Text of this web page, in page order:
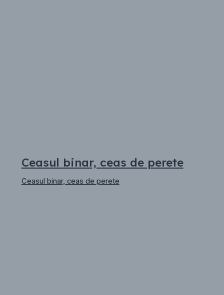
Ceasul binar, ceas de perete
Ceasul binar, ceas de perete